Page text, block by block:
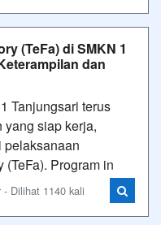
(TeFa) di SMKN 1
dan
Tanjungsari terus
yang siap kerja,
pelaksanaan
Program in
Dilihat 1140 kali